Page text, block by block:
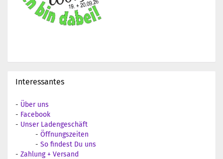
Interessantes
- Über uns
- Facebook
- Unser Ladengeschäft
- Öffnungszeiten
- So findest Du uns
- Zahlung + Versand